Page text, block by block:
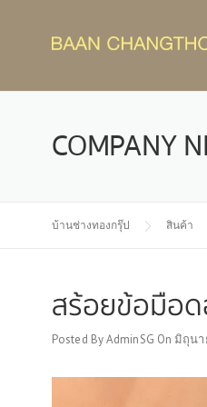
COMPANY
บ้านช่างทองกรุ๊ป สินค้า
สร้อยข้อมือ
Posted ByAdminSG Onมิถุนา